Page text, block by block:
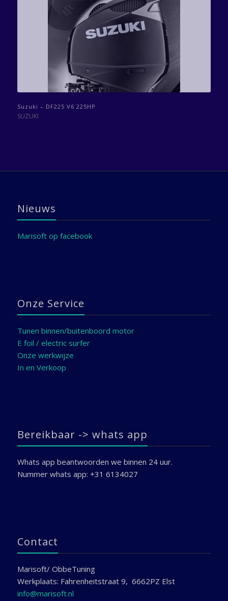
Suzuki – DF225 V6 225HP
SUZUKI
Nieuws
Marisoft op facebook
Onze Service
Tunen binnen/buitenboord motor
E foil / electric surfer
Onze werkwijze
In en Verkoop
Bereikbaar -> whats app
Whats app beantwoorden we binnen 24 uur.
Nummer whats app: +31 6134027
Contact
Marisoft/ ObbeTuning
Werkplaats: Fahrenheitstraat 9, 6662PZ Elst
info@marisoft.nl